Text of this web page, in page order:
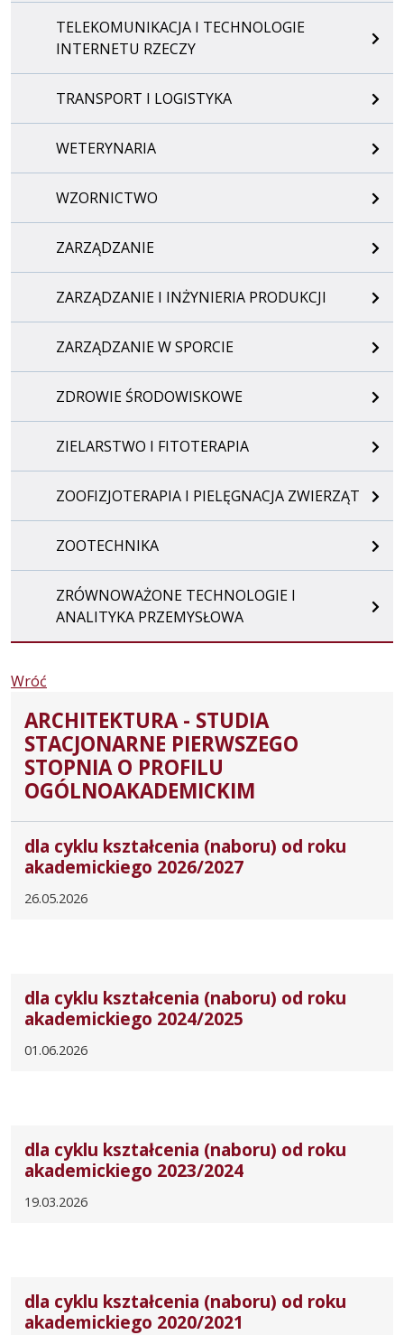
TELEKOMUNIKACJA I TECHNOLOGIE
INTERNETU RZECZY
TRANSPORT I LOGISTYKA
WETERYNARIA
WZORNICTWO
ZARZĄDZANIE
ZARZĄDZANIE I INŻYNIERIA PRODUKCJI
ZARZĄDZANIE W SPORCIE
ZDROWIE ŚRODOWISKOWE
ZIELARSTWO I FITOTERAPIA
ZOOFIZJOTERAPIA I PIELĘGNACJA ZWIERZĄT
ZOOTECHNIKA
ZRÓWNOWAŻONE TECHNOLOGIE I
ANALITYKA PRZEMYSŁOWA
Wróć
ARCHITEKTURA - STUDIA
STACJONARNE PIERWSZEGO
STOPNIA O PROFILU
OGÓLNOAKADEMICKIM
dla cyklu kształcenia (naboru) od roku
akademickiego 2026/2027
26.05.2026
dla cyklu kształcenia (naboru) od roku
akademickiego 2024/2025
01.06.2026
dla cyklu kształcenia (naboru) od roku
akademickiego 2023/2024
19.03.2026
dla cyklu kształcenia (naboru) od roku
akademickiego 2020/2021